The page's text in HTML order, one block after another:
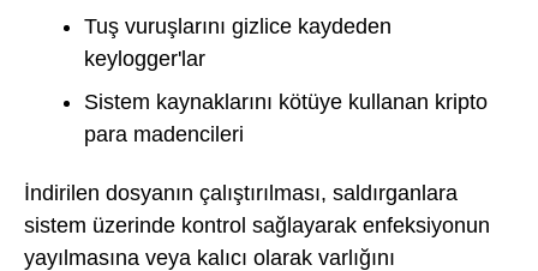
Tuş vuruşlarını gizlice kaydeden
keylogger'lar
Sistem kaynaklarını kötüye kullanan kripto
para madencileri
İndirilen dosyanın çalıştırılması, saldırganlara
sistem üzerinde kontrol sağlayarak enfeksiyonun
yayılmasına veya kalıcı olarak varlığını